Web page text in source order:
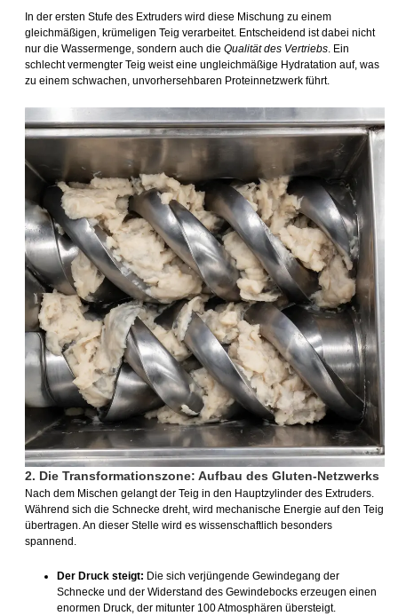
In der ersten Stufe des Extruders wird diese Mischung zu einem
gleichmäßigen, krümeligen Teig verarbeitet. Entscheidend ist dabei nicht
nur die Wassermenge, sondern auch die Qualität des Vertriebs. Ein
schlecht vermengter Teig weist eine ungleichmäßige Hydratation auf, was
zu einem schwachen, unvorhersehbaren Proteinnetzwerk führt.
2. Die Transformationszone: Aufbau des Gluten-Netzwerks
Nach dem Mischen gelangt der Teig in den Hauptzylinder des Extruders.
Während sich die Schnecke dreht, wird mechanische Energie auf den Teig
übertragen. An dieser Stelle wird es wissenschaftlich besonders
spannend.
Der Druck steigt: Die sich verjüngende Gewindegang der
Schnecke und der Widerstand des Gewindebocks erzeugen einen
enormen Druck, der mitunter 100 Atmosphären übersteigt.